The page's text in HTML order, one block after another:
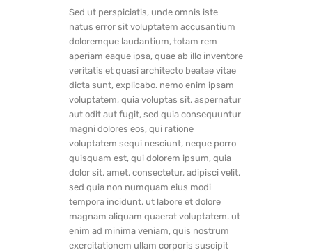
Sed ut perspiciatis, unde omnis iste
natus error sit voluptatem accusantium
doloremque laudantium, totam rem
aperiam eaque ipsa, quae ab illo inventore
veritatis et quasi architecto beatae vitae
dicta sunt, explicabo. nemo enim ipsam
voluptatem, quia voluptas sit, aspernatur
aut odit aut fugit, sed quia consequuntur
magni dolores eos, qui ratione
voluptatem sequi nesciunt, neque porro
quisquam est, qui dolorem ipsum, quia
dolor sit, amet, consectetur, adipisci velit,
sed quia non numquam eius modi
tempora incidunt, ut labore et dolore
magnam aliquam quaerat voluptatem. ut
enim ad minima veniam, quis nostrum
exercitationem ullam corporis suscipit